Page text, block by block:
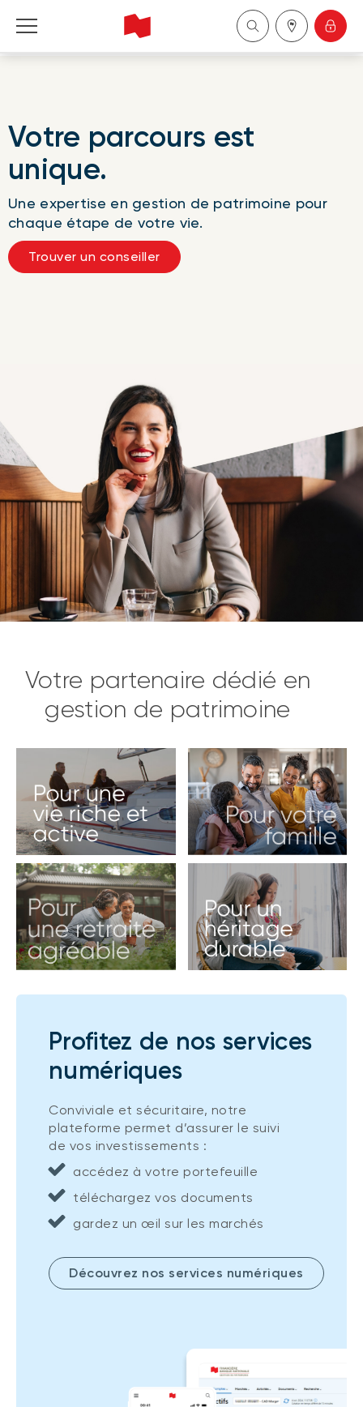
中国
Votre parcours est
unique.
Une expertise en gestion de patrimoine pour
chaque étape de votre vie.
Trouver un conseiller
Votre partenaire dédié en
gestion de patrimoine
Profitez de nos services
numériques
Conviviale et sécuritaire, notre
plateforme permet d’assurer le suivi
de vos investissements :
accédez à votre portefeuille
téléchargez vos documents
gardez un œil sur les marchés
Découvrez nos services numériques